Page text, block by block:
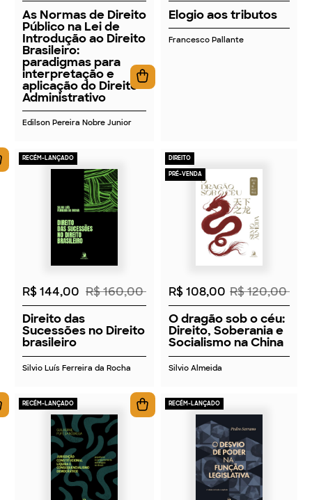
As Normas de Direito
Público na Lei de
Introdução ao Direito
Brasileiro:
paradigmas para
interpretação e
aplicação do Direito
Administrativo
Edilson Pereira Nobre Junior
Elogio aos tributos
Francesco Pallante
RECÉM-LANÇADO
R$ 144,00 R$ 160,00
Direito das
Sucessões no Direito
brasileiro
Silvio Luís Ferreira da Rocha
DIREITO
PRÉ-VENDA
2026
R$ 108,00 R$ 120,00
O dragão sob o céu:
Direito, Soberania e
Socialismo na China
Silvio Almeida
RECÉM-LANÇADO
2026
RECÉM-LANÇADO
2026